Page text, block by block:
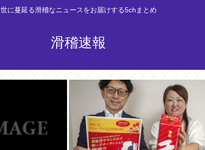
世に蔓延る滑稽なニュースをお届けする5chまとめ
滑稽速報